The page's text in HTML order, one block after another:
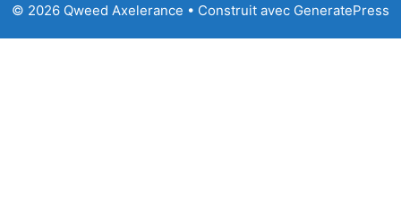
© 2026 Qweed Axelerance • Construit avec GeneratePress